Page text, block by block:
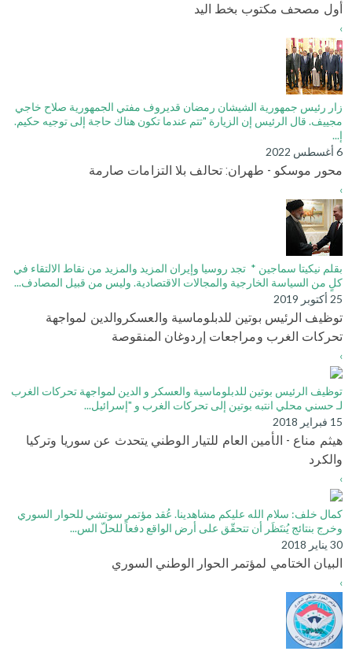
أول مصحف مكتوب بخط اليد
›
زار رئيس جمهورية الشيشان رمضان قديروف مفتي الجمهورية صلاح خاجي
مجييف. قال الرئيس إن الزيارة "تتم عندما تكون هناك حاجة إلى توجيه حكيم.
إ...
6 أغسطس 2022
محور موسكو - طهران: تحالف بلا التزامات صارمة
›
بقلم نيكيتا سماجين * تجد روسيا وإيران المزيد والمزيد من نقاط الالتقاء في
كلٍ من السياسة الخارجية والمجالات الاقتصادية. وليس من قبيل المصادف...
25 أكتوبر 2019
توظيف الرئيس بوتين للدبلوماسية والعسكروالدين لمواجهة
تحركات الغرب ومراجعات إردوغان المنقوصة
›
توظيف الرئيس بوتين للدبلوماسية والعسكر و الدين لمواجهة تحركات الغرب
لـ حسني محلي انتبه بوتين إلى تحركات الغرب و "إسرائيل...
15 فبراير 2018
هيثم مناع - الأمين العام للتيار الوطني يتحدث عن سوريا وتركيا
والكرد
›
كمال خلف: سلام الله عليكم مشاهدينا. عُقد مؤتمر سوتشي للحوار السوري
وخرج بنتائج يُنتَظَر أن تتحقّق على أرض الواقع دفعاً للحلّ الس...
30 يناير 2018
البيان الختامي لمؤتمر الحوار الوطني السوري
›